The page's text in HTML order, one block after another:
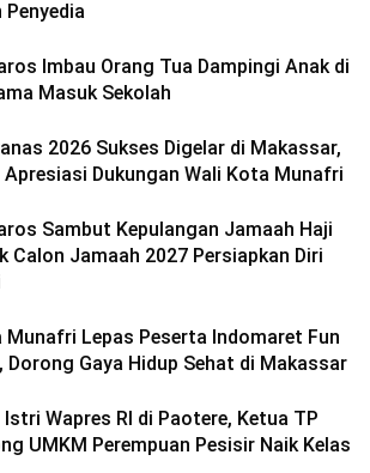
Penyedia
Imbau Orang Tua Dampingi Anak di
Masuk Sekolah
2026 Sukses Digelar di Makassar,
Apresiasi Dukungan Wali Kota Munafri
Sambut Kepulangan Jamaah Haji
Calon Jamaah 2027 Persiapkan Diri
Munafri Lepas Peserta Indomaret Fun
Dorong Gaya Hidup Sehat di Makassar
Wapres RI di Paotere, Ketua TP
UMKM Perempuan Pesisir Naik Kelas